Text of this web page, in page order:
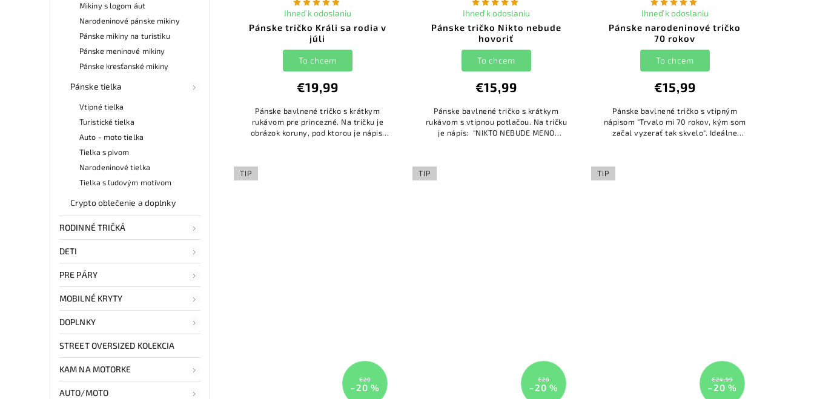
Mikiny s logom áut
Narodeninové pánske mikiny
Pánske mikiny na turistiku
Pánske meninové mikiny
Pánske kresťanské mikiny
Pánske tielka
Vtipné tielka
Turistické tielka
Auto - moto tielka
Tielka s pivom
Narodeninové tielka
Tielka s ľudovým motívom
Crypto oblečenie a doplnky
RODINNÉ TRIČKÁ
DETI
PRE PÁRY
MOBILNÉ KRYTY
DOPLNKY
STREET OVERSIZED KOLEKCIA
KAM NA MOTORKE
AUTO/MOTO
Pánske tričko Králi sa rodia v
júli
Ihneď k odoslaniu
€19,99
To chcem
Pánske bavlnené tričko s krátkym
rukávom pre princezné. Na tričku je
obrázok koruny, pod ktorou je nápis:
Pánske tričko Nikto nebude
hovoriť
Ihneď k odoslaniu
€15,99
To chcem
Pánske bavlnené tričko s krátkym
rukávom s vtipnou potlačou. Na tričku
je nápis: "NIKTO NEBUDE MENO
Pánske narodeninové tričko
70 rokov
Ihneď k odoslaniu
€15,99
To chcem
Pánske bavlnené tričko s vtipným
nápisom "Trvalo mi 70 rokov, kým som
začal vyzerať tak skvelo". Ideálne
TIP
€20
–20 %
TIP
€20
–20 %
TIP
€24,99
–20 %